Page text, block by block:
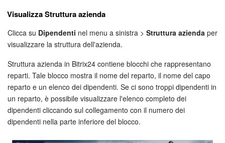
Calendario
Bitrix24 Drive
Webmail
Gruppi di lavoro
Incarichi e progetti
Visualizza Struttura azienda
Clicca su Dipendenti nel menu a sinistra > Struttura azienda per
visualizzare la struttura dell'azienda.
Struttura azienda in Bitrix24 contiene blocchi che rappresentano
reparti. Tale blocco mostra il nome del reparto, il nome del capo
reparto e un elenco dei dipendenti. Se ci sono troppi dipendenti in
un reparto, è possibile visualizzare l'elenco completo dei
dipendenti cliccando sul collegamento con il numero dei
dipendenti nella parte inferiore del blocco.